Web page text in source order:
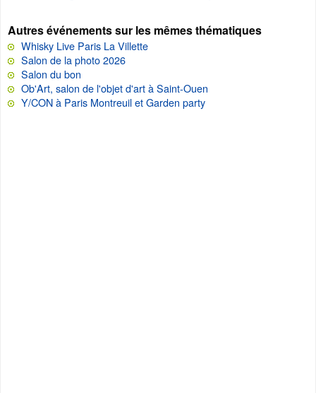
Autres événements sur les mêmes thématiques
Whisky Live Paris La Villette
Salon de la photo 2026
Salon du bon
Ob'Art, salon de l'objet d'art à Saint-Ouen
Y/CON à Paris Montreuil et Garden party